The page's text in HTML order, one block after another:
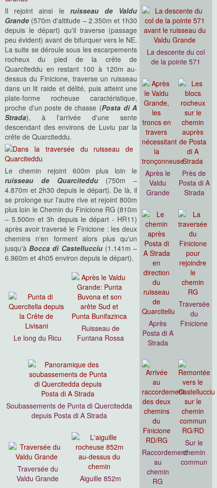
La descente du col
de la pointe 571
Après le
Valdu
Grande
Près de
Posta di A
Strada
Après
Posta di A
Strada
Traversée
du
Finicione
Raccordement
au
chemin
RG
Sur le
chemin
commun
Il rejoint ainsi le ruisseau de Valdu
Grande (570m d'altitude – 2.350m et 1h30
depuis le départ) qu'il traverse (passage
peu évident) avant de bifurquer vers le NE.
La suite se déroule sous les escarpements
rocheux du pied de la crête de
Quarciteddu en restant 100 à 120m au-
dessus du Finicione, traverse un ruisseau
dans un lit raide et délité, puis atteint une
plate-forme rocheuse caractéristique,
proche d'un poste de chasse (Posta di A
Strada), à l'arrivée d'une sente
descendant des environs de Luviu par la
crête de Quarciteddu.
Le chemin rejoint 600m plus loin le
ruisseau de Quarciteddu(750m –
4.870m et 2h30 depuis le départ). De là, il
se prolonge sur l'autre rive et rejoint 800m
plus loin le Chemin du Finicione RG (810m
– 5.500m et 3h depuis le départ - HR11)
après avoir traversé le Finicione : les deux
chemins n'en forment alors plus qu'un
jusqu'àBocca di Castellucciu (1.141m –
6.960m et 4h05 environ depuis le départ).
Le long du Ricu
Ruisseau de
Funtana Rossa
Soubassements de Punta di Quercitedda
depuis Posta di A Strada
Traversée du
Valdu Grande
Aiguille 852m